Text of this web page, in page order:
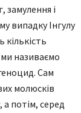
замулення і
випадку Інгулу
кількість
ми називаємо
Сам
молюсків
потім, серед